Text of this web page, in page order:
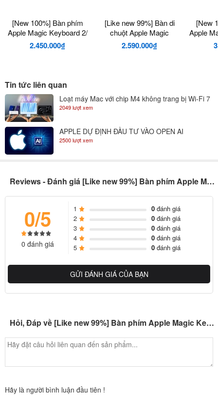
Bàn phím Touch ID tương thích hầu hết sản phẩm
Touch ID được trang bị chức năng bảo mật Secure Enclave đến từ
Apple M1, sẽ giúp tăng cường bảo mật đến mức tối ưu. Với bất kỳ
sự xâm nhập trái phép nào cũng không trở nên thành công và bạn
có thể mong chờ chiếc máy tính của bạn không thể bị lấy cắp thông
Tính năng Touch ID có khả năng tương thích với các sản phẩm
được tích hợp con chip M1, bao gồm chiếc máy Mac Mini cũng như
MacBook Air/ Pro M1. Với những thắc mắc về hệ điều hành
thường thao tác gõ phím nhưng tính năng Touch ID không được
[New 100%] Bàn phím
Apple Magic Keyboard 2/
Phím số
2.450.000₫
[Like new 99%] Bàn di
chuột Apple Magic
Trackpad 2021
2.590.000₫
[New
Apple
Tin tức liên quan
Loạt máy Mac với chip M4 không trang bị Wi-Fi 7
2049 lượt xem
APPLE DỰ ĐỊNH ĐẦU TƯ VÀO OPEN AI
2500 lượt xem
Reviews - Đánh giá [Like new 99%] Bàn phím Apple Magic Keyboard + Touch ID 2021
0/5
0 đánh giá
1 0đánh giá
2
0đánh giá
3
0đánh giá
4
0đánh giá
5
0đánh giá
GỬI ĐÁNH GIÁ CỦA BẠN
Hỏi, Đáp về [Like new 99%] Bàn phím Apple Magic Keyboard + Touch ID 2021
Hãy là người bình luận đầu tiên !